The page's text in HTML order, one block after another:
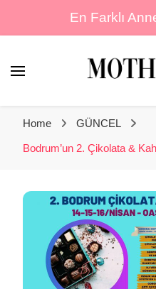
En Farklı
Home GÜNCEL
Bodrum’un 2. Çikolata &